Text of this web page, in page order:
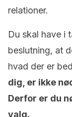
relationer.
Du skal have i
beslutning, at
hvad der er
dig, er ikke
Derfor er du
valg.